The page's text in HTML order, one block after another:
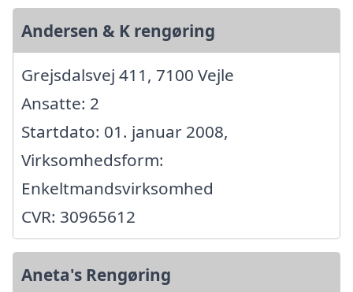
Andersen & K rengøring
Grejsdalsvej 411, 7100 Vejle
Ansatte: 2
Startdato: 01. januar 2008,
Virksomhedsform:
Enkeltmandsvirksomhed
CVR: 30965612
Aneta's Rengøring